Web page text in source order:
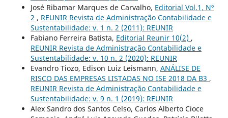
José Ribamar Marques de Carvalho, Editorial Vol.1, Nº
2 , REUNIR Revista de Administração Contabilidade e
Sustentabilidade: v. 1 n. 2 (2011): REUNIR
Fabiano Ferreira Batista, Editorial Reunir 10(2) ,
REUNIR Revista de Administração Contabilidade e
Sustentabilidade: v. 10 n. 2 (2020): REUNIR
Evandro Tiozo, Edison Luiz Leismann, ANÁLISE DE
RISCO DAS EMPRESAS LISTADAS NO ISE 2018 DA B3 ,
REUNIR Revista de Administração Contabilidade e
Sustentabilidade: v. 9 n. 1 (2019): REUNIR
Alex Sandro dos Santos Celso, Carlos Alberto Cioce